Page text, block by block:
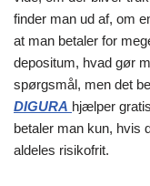
finder man ud af, om
at man betaler for
depositum, hvad gør
spørgsmål, men det
DIGURA hjælper
betaler man kun, hvis
aldeles risikofrit.